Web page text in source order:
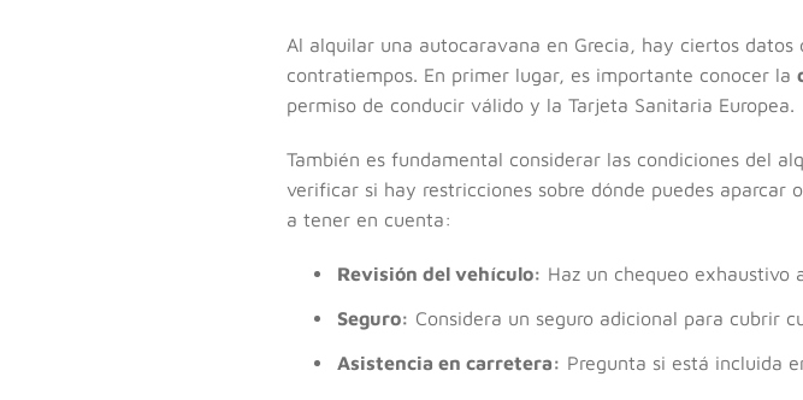
Al alquilar una autocaravana en Grecia, hay ciertos
contratiempos. En primer lugar, es importante conocer la
permiso de conducir válido y la Tarjeta Sanitaria Europea.
También es fundamental considerar las condiciones del
verificar si hay restricciones sobre dónde puedes aparcar
a tener en cuenta:
Revisión del vehículo: Haz un chequeo exhaustivo
Seguro: Considera un seguro adicional para cubrir
Asistencia en carretera: Pregunta si está incluida